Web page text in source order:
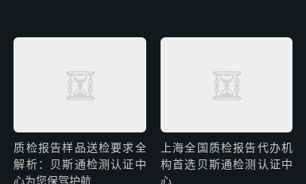
质检报告样品送检要求全
解析：贝斯通检测认证中
心为您保驾护航
上海全国质检报告代办机
构首选贝斯通检测认证中
心